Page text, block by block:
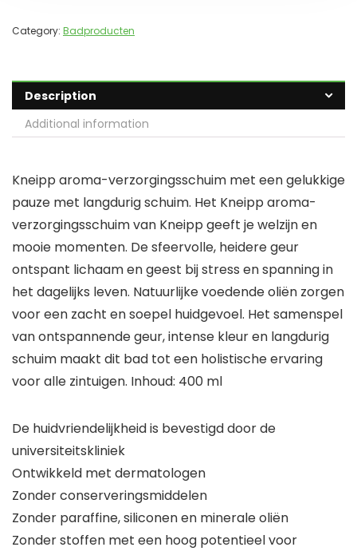
Category: Badproducten
Description
Additional information
Kneipp aroma-verzorgingsschuim met een gelukkige
pauze met langdurig schuim. Het Kneipp aroma-
verzorgingsschuim van Kneipp geeft je welzijn en
mooie momenten. De sfeervolle, heidere geur
ontspant lichaam en geest bij stress en spanning in
het dagelijks leven. Natuurlijke voedende oliën zorgen
voor een zacht en soepel huidgevoel. Het samenspel
van ontspannende geur, intense kleur en langdurig
schuim maakt dit bad tot een holistische ervaring
voor alle zintuigen. Inhoud: 400 ml
De huidvriendelijkheid is bevestigd door de
universiteitskliniek
Ontwikkeld met dermatologen
Zonder conserveringsmiddelen
Zonder paraffine, siliconen en minerale oliën
Zonder stoffen met een hoog potentieel voor